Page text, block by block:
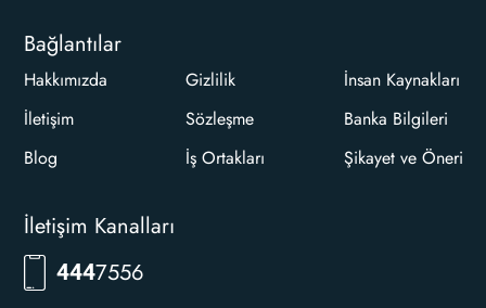
Bağlantılar
Hakkımızda
İletişim
Blog
Gizlilik
Sözleşme
İş Ortakları
İnsan Kaynakları
Banka Bilgileri
Şikayet ve Öneri
İletişim Kanalları
4447556